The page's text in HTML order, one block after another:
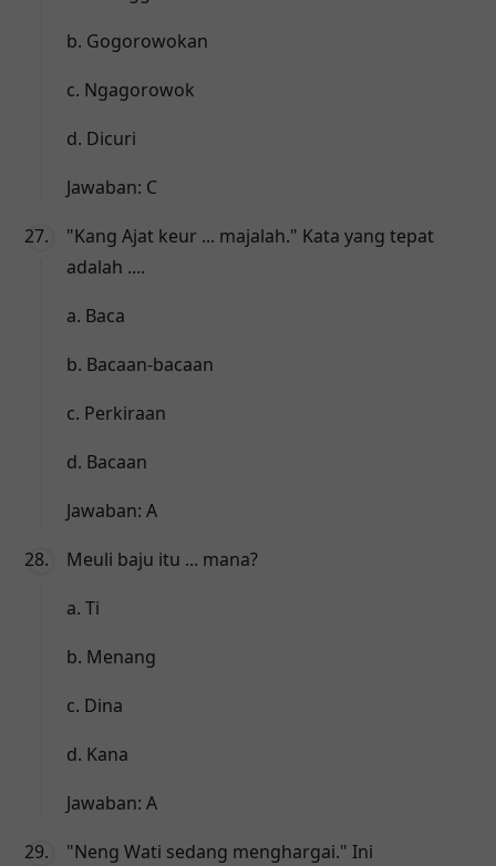
b. Gogorowokan
c. Ngagorowok
d. Dicuri
Jawaban: C
"Kang Ajat keur ... majalah." Kata yang tepat
adalah ....
a. Baca
b. Bacaan-bacaan
c. Perkiraan
d. Bacaan
Jawaban: A
Meuli baju itu ... mana?
a. Ti
b. Menang
c. Dina
d. Kana
Jawaban: A
"Neng Wati sedang menghargai." Ini